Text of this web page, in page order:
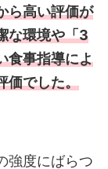
ら高い評価が
な環境や「3
食事指導によ
価でした。
強度にばらつ